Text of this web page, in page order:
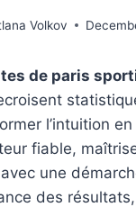
Volkov
de paris
l’intuition
fiable,
avec une
des